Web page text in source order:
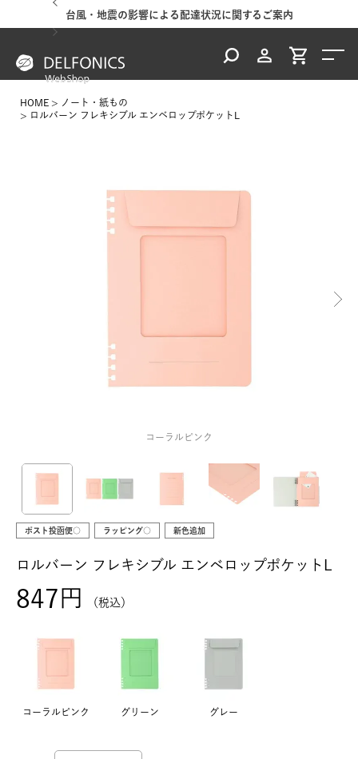
台風・地震の影響による配達状況に関するご案内
HOME
ノート・紙もの
ロルバーン フレキシブル エンベロップポケットL
コーラルピンク
ポスト投函便○ ラッピング○ 新色追加
ロルバーン フレキシブル エンベロップポケットL
847 税込
コーラルピンク グリーン グレー